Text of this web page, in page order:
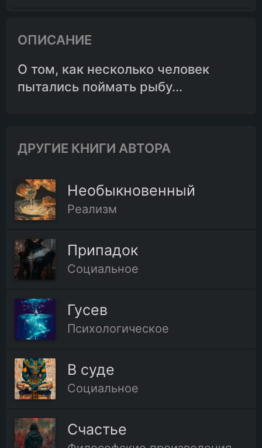
ОПИСАНИЕ
О том, как несколько человек
пытались поймать рыбу...
ДРУГИЕ КНИГИ АВТОРА
Необыкновенный
Реализм
Припадок
Социальное
Гусев
Психологическое
В суде
Социальное
Счастье